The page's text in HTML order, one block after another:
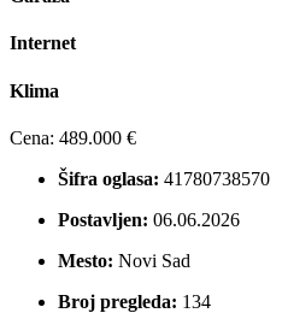
Internet
Klima
Cena: 489.000 €
Šifra oglasa: 41780738570
Postavljen: 06.06.2026
Mesto: Novi Sad
Broj pregleda: 134